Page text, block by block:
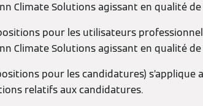
Climate Solutions agissant en qualité
pour les utilisateurs
Climate Solutions agissant en qualité
pour les candidatures) s’applique
relatifs aux candidatures.